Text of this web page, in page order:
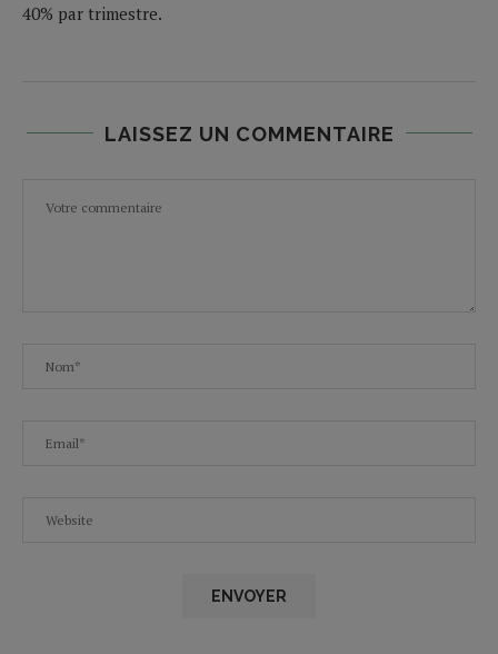
40% par trimestre.
LAISSEZ UN COMMENTAIRE